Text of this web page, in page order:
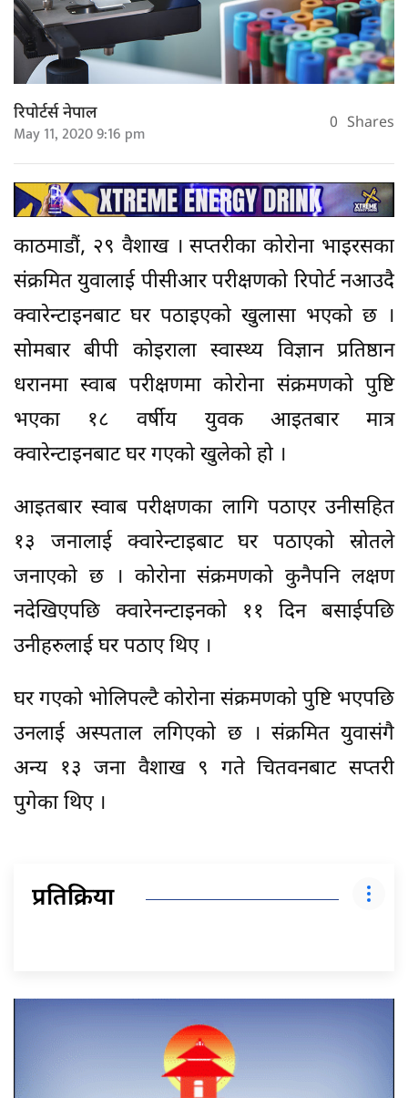
रिपोर्टर्स नेपाल
May 11, 2020 9:16 pm 0 Shares
काठमाडौं, २९ वैशाख । सप्तरीका कोरोना भाइरसका
संक्रमित युवालाई पीसीआर परीक्षणको रिपोर्ट नआउदै
क्वारेन्टाइनबाट घर पठाइएको खुलासा भएको छ ।
सोमबार बीपी कोइराला स्वास्थ्य विज्ञान प्रतिष्ठान
धरानमा स्वाब परीक्षणमा कोरोना संक्रमणको पुष्टि
भएका १८ वर्षीय युवक आइतबार मात्र
क्वारेन्टाइनबाट घर गएको खुलेको हो ।
आइतबार स्वाब परीक्षणका लागि पठाएर उनीसहित
१३ जनालाई क्वारेन्टाइबाट घर पठाएको स्रोतले
जनाएको छ । कोरोना संक्रमणको कुनैपनि लक्षण
नदेखिएपछि क्वारेनन्टाइनको ११ दिन बसाईपछि
उनीहरुलाई घर पठाए थिए ।
घर गएको भोलिपल्टै कोरोना संक्रमणको पुष्टि भएपछि
उनलाई अस्पताल लगिएको छ । संक्रमित युवासंगै
अन्य १३ जना वैशाख ९ गते चितवनबाट सप्तरी
पुगेका थिए ।
प्रतिक्रिया